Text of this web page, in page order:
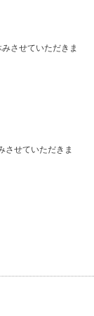
せていただきま
せていただきま